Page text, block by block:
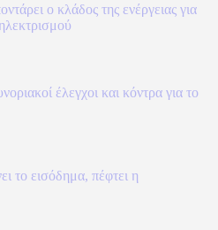
ο κλάδος της ενέργειας για
έλεγχοι και κόντρα για το
το εισόδημα, πέφτει η